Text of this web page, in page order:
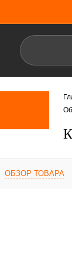
ОБЗОР ТОВАРА